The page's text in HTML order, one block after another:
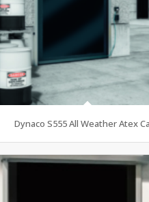
Dynaco S555 All Weather Atex